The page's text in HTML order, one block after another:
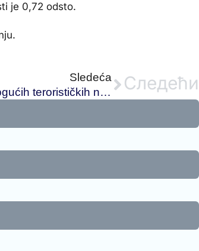
je 0,72 odsto.
Sledeća
Izbegavati putovanja u Tursku zbog mogućih terorističkih napada
Следећи